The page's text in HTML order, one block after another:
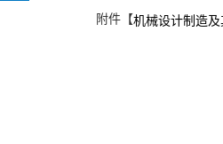
附件【机械设计制造